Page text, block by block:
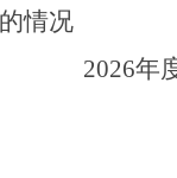
情况
2026年